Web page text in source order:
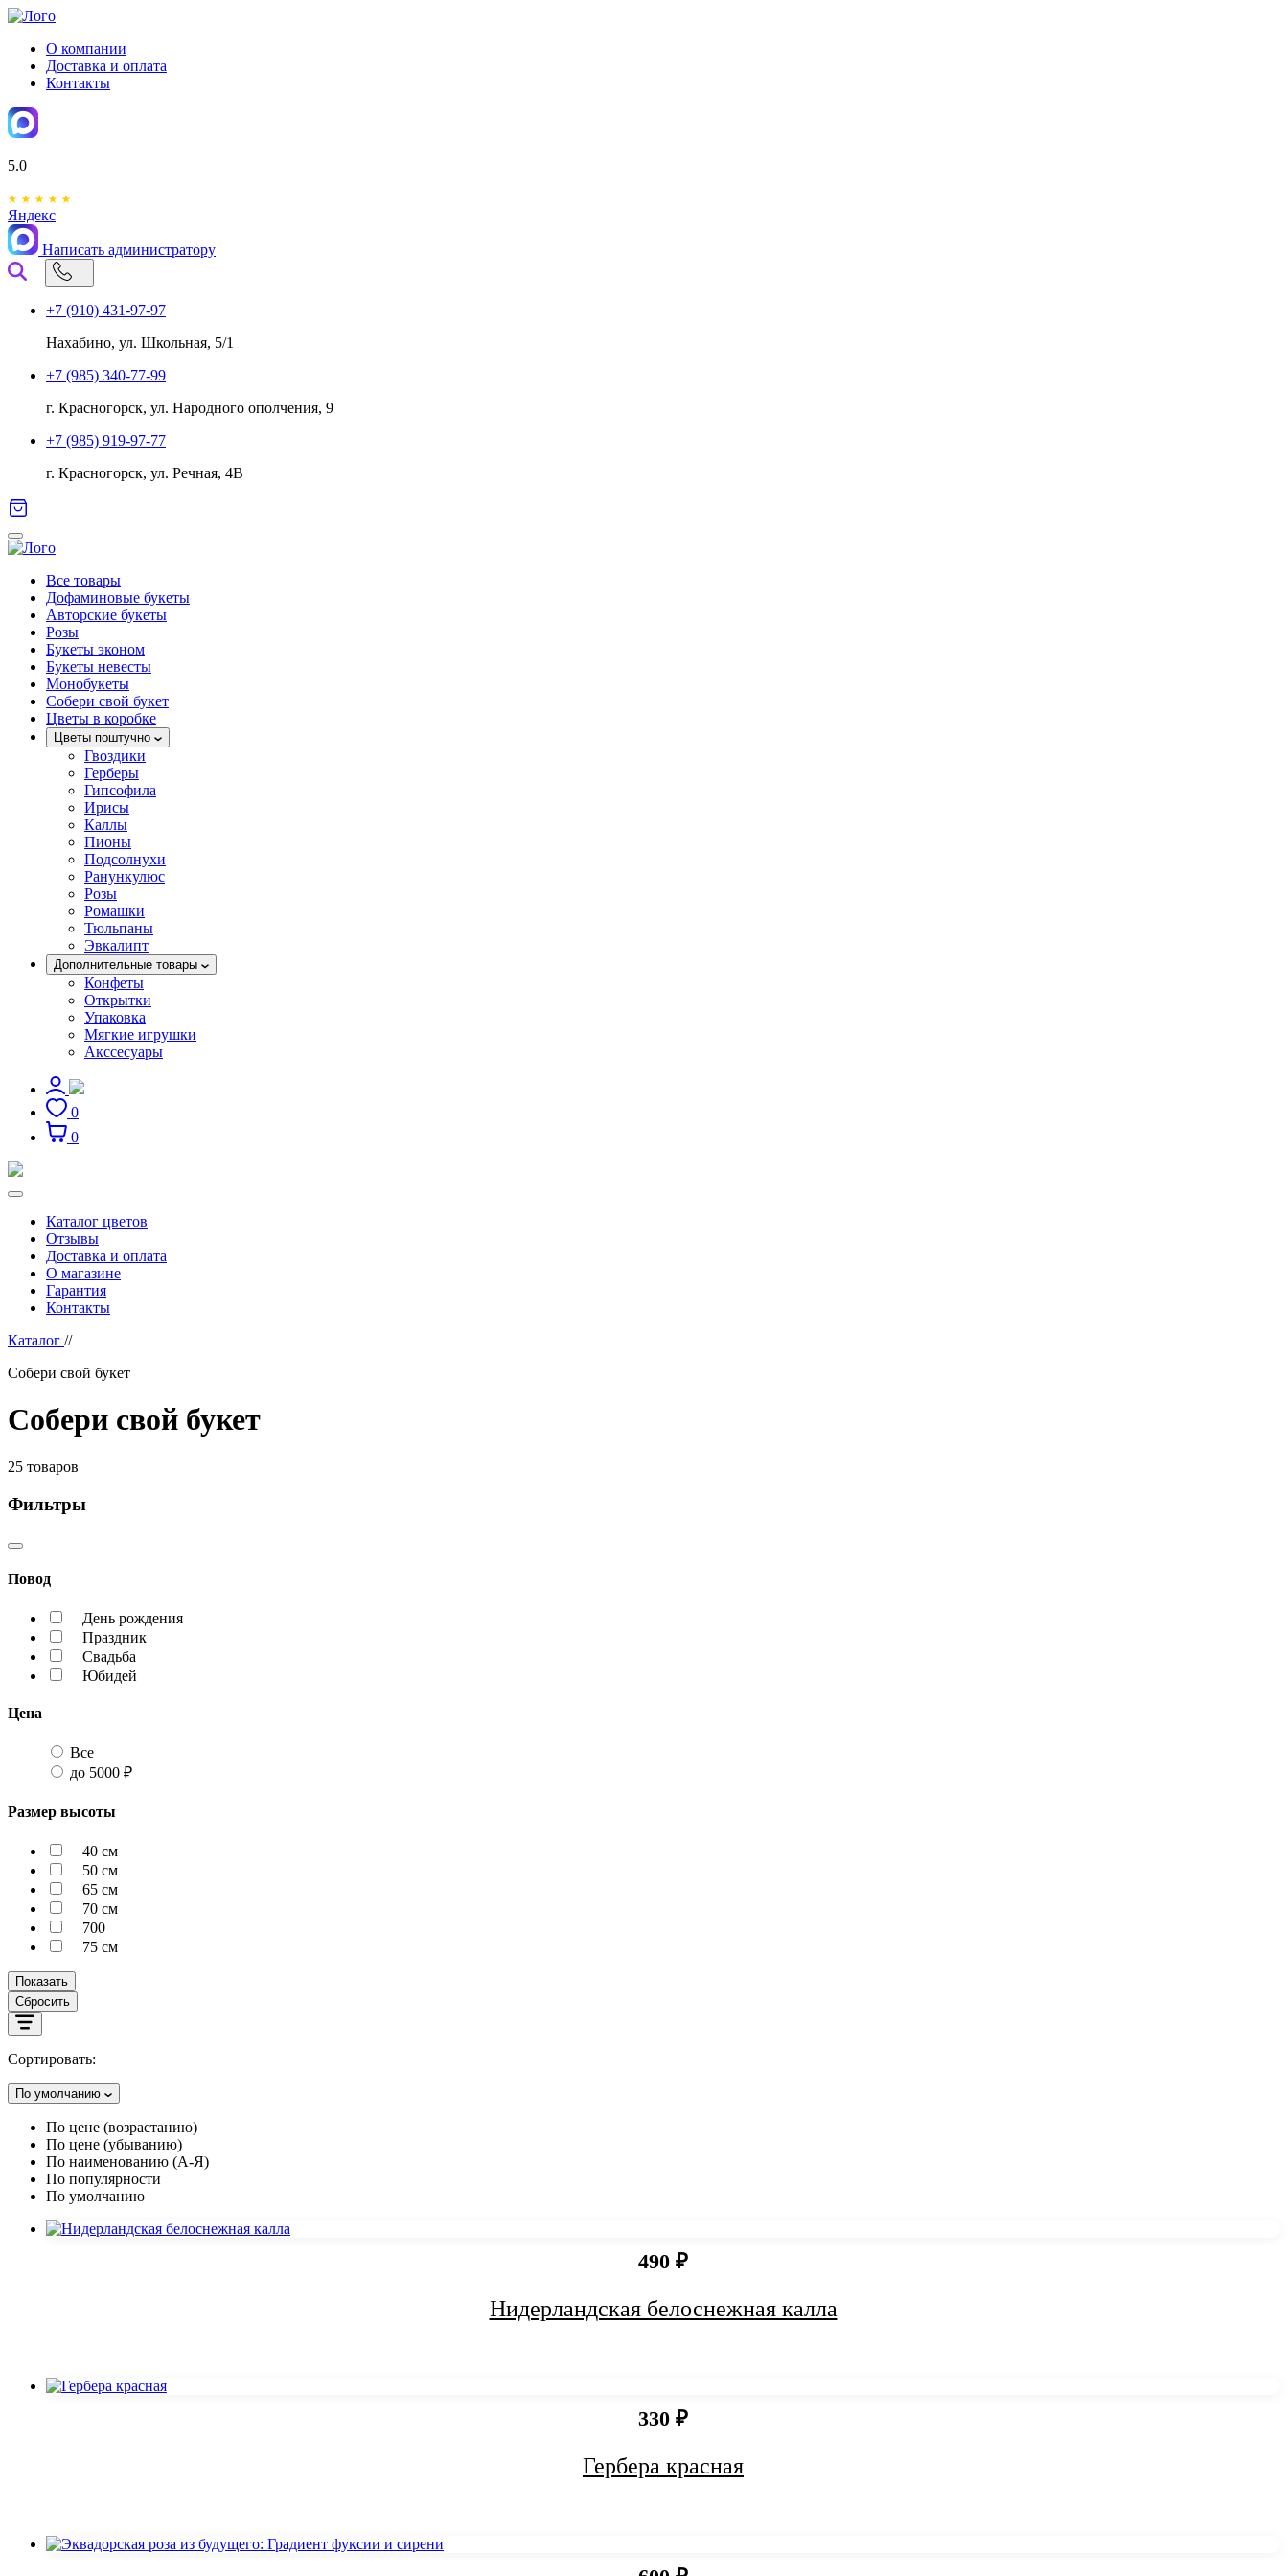
О компании
Доставка и оплата
Контакты
5.0
Яндекс
Написать администратору
+7 (910) 431-97-97
Нахабино, ул. Школьная, 5/1
+7 (985) 340-77-99
г. Красногорск, ул. Народного ополчения, 9
+7 (985) 919-97-77
г. Красногорск, ул. Речная, 4В
Все товары
Дофаминовые букеты
Авторские букеты
Розы
Букеты эконом
Букеты невесты
Монобукеты
Собери свой букет
Цветы в коробке
Цветы поштучно
Гвоздики
Герберы
Гипсофила
Ирисы
Каллы
Пионы
Подсолнухи
Ранункулюс
Розы
Ромашки
Тюльпаны
Эвкалипт
Дополнительные товары
Конфеты
Открытки
Упаковка
Мягкие игрушки
Акссесуары
0
0
Каталог цветов
Отзывы
Доставка и оплата
О магазине
Гарантия
Контакты
Каталог //
Собери свой букет
Собери свой букет
25 товаров
Фильтры
Повод
День рождения
Праздник
Свадьба
Юбидей
Цена
Все
до 5000 ₽
Размер высоты
40 см
50 см
65 см
70 см
700
75 см
Показать
Сбросить
Сортировать:
По умолчанию
По цене (возрастанию)
По цене (убыванию)
По наименованию (А-Я)
По популярности
По умолчанию
490 ₽
Нидерландская белоснежная калла
330 ₽
Гербера красная